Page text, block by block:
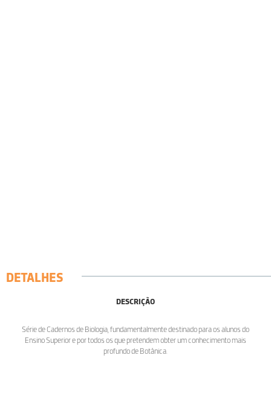
DETALHES
DESCRIÇÃO
Série de Cadernos de Biologia, fundamentalmente destinado para os alunos do
Ensino Superior e por todos os que pretendem obter um conhecimento mais
profundo de Botânica.